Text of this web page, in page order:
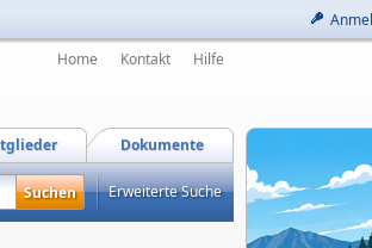
Home Kontakt Hilfe
Dokumente
Erweiterte Suche